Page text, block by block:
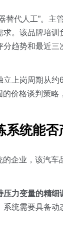
替代人工”。主
。该品牌培训
趋势和最近三
立上岗周期从
价格谈判策略
系统能
企业，该汽车
力变量的精细
统需要具备动